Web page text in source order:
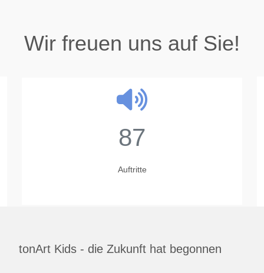
Wir freuen uns auf Sie!
87
Auftritte
tonArt Kids - die Zukunft hat begonnen